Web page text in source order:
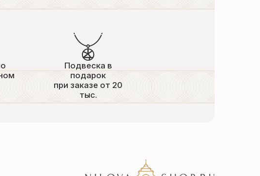
Подвеска в
подарок
при заказе от 20
тыс.